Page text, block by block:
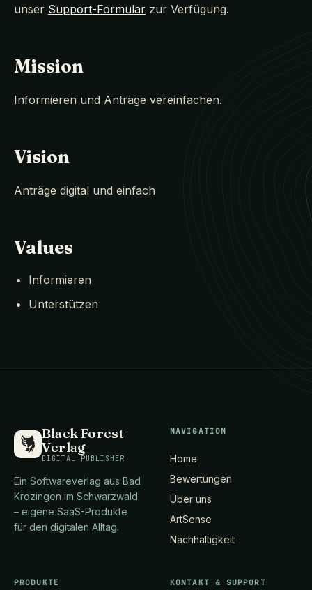
unser Support-Formular zur Verfügung.
Mission
Informieren und Anträge vereinfachen.
Vision
Anträge digital und einfach
Values
Informieren
Unterstützen
Black Forest
Verlag
DIGITAL PUBLISHER
Ein Softwareverlag aus Bad
Krozingen im Schwarzwald
– eigene SaaS-Produkte
für den digitalen Alltag.
NAVIGATION
Home
Bewertungen
Über uns
ArtSense
Nachhaltigkeit
PRODUKTE KONTAKT & SUPPORT